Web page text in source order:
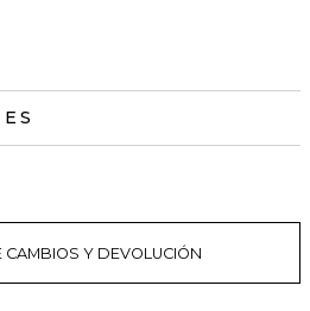
CAMBIOS Y DEVOLUCIÓN